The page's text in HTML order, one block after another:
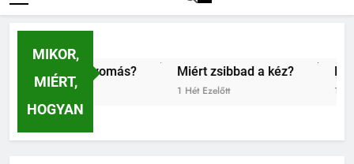
MIKOR,
MIÉRT,
HOGYAN
vérnyomás? Miért zsibbad a kéz?
1 Hét Ezelőtt 1 Hét Ezelőtt